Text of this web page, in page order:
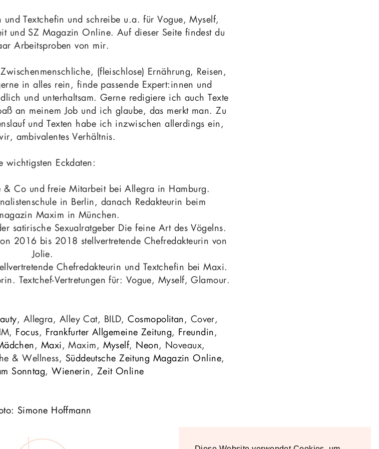
Textchefin und schreibe u.a. für Vogue, Myself,
und SZ Magazin Online. Auf dieser Seite findest du
Arbeitsproben von mir.
(fleischlose) Ernährung, Reisen,
in alles rein, finde passende Expert:innen und
und unterhaltsam. Gerne redigiere ich auch Texte
an meinem Job und ich glaube, das merkt man. Zu
und Texten habe ich inzwischen allerdings ein,
ambivalentes Verhältnis.
wichtigsten Eckdaten:
& Co und freie Mitarbeit bei Allegra in Hamburg.
in Berlin, danach Redakteurin beim
Maxim in München.
satirische Sexualratgeber Die feine Art des Vögelns.
2016 bis 2018 stellvertretende Chefredakteurin von
Jolie.
Chefredakteurin und Textchefin bei Maxi.
Textchef-Vertretungen für: Vogue, Myself, Glamour.
, Allegra, Alley Cat, BILD,Cosmopolitan, Cover,
Focus, Frankfurter Allgemeine Zeitung, Freundin,
, Maxi, Maxim, Myself, Neon, Noveaux,
& Wellness, Süddeutsche Zeitung Magazin Online,
Sonntag,Wienerin, Zeit Online
Simone Hoffmann